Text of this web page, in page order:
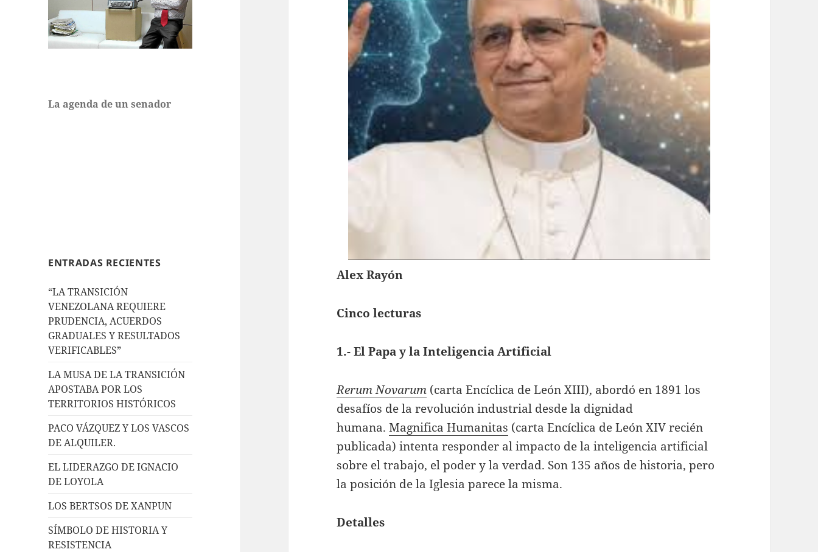
La agenda de un senador
ENTRADAS RECIENTES
“LA TRANSICIÓN
VENEZOLANA REQUIERE
PRUDENCIA, ACUERDOS
GRADUALES Y RESULTADOS
VERIFICABLES”
LA MUSA DE LA TRANSICIÓN
APOSTABA POR LOS
TERRITORIOS HISTÓRICOS
PACO VÁZQUEZ Y LOS VASCOS
DE ALQUILER.
EL LIDERAZGO DE IGNACIO
DE LOYOLA
LOS BERTSOS DE XANPUN
SÍMBOLO DE HISTORIA Y
RESISTENCIA
Alex Rayón
Cinco lecturas
1.- El Papa y la Inteligencia Artificial
Rerum Novarum (carta Encíclica de León XIII), abordó en 1891 los
desafíos de la revolución industrial desde la dignidad
humana.Magnifica Humanitas (carta Encíclica de León XIV recién
publicada) intenta responder al impacto de la inteligencia artificial
sobre el trabajo, el poder y la verdad. Son 135 años de historia, pero
la posición de la Iglesia parece la misma.
Detalles